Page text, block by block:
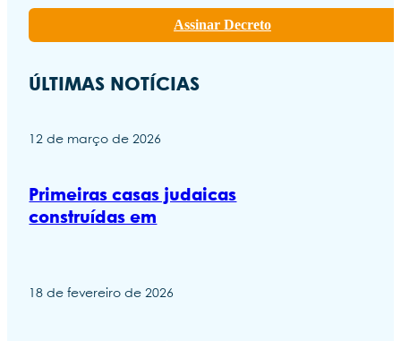
Assinar Decreto
ÚLTIMAS NOTÍCIAS
12 de março de 2026
Primeiras casas judaicas
construídas em
18 de fevereiro de 2026